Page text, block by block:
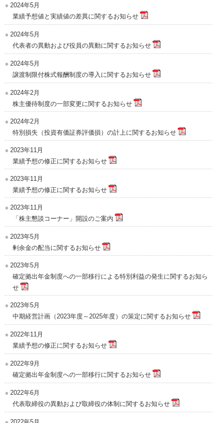
2024年5月
業績予想値と実績値の差異に関するお知らせ
2024年5月
代表者の異動および役員の異動に関するお知らせ
2024年5月
譲渡制限付株式報酬制度の導入に関するお知らせ
2024年2月
株主優待制度の一部変更に関するお知らせ
2024年2月
特別損失（投資有価証券評価損）の計上に関するお知らせ
2023年11月
業績予想の修正に関するお知らせ
2023年11月
業績予想の修正に関するお知らせ
2023年11月
「株主懇談コーナー」開設のご案内
2023年5月
剰余金の配当に関するお知らせ
2023年5月
確定拠出年金制度への一部移行による特別利益の発生に関するお知ら
せ
2023年5月
中期経営計画（2023年度～2025年度）の策定に関するお知らせ
2022年11月
業績予想の修正に関するお知らせ
2022年9月
確定拠出年金制度への一部移行に関するお知らせ
2022年6月
代表取締役の異動および取締役の体制に関するお知らせ